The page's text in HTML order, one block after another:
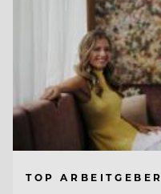
TOP ARBEITGEBER